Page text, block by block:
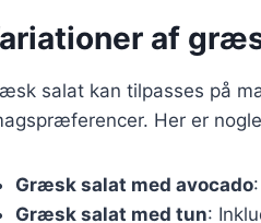
af
salat kan tilpasses på
Her er
Græsk salat med avocado
Græsk salat med tun: